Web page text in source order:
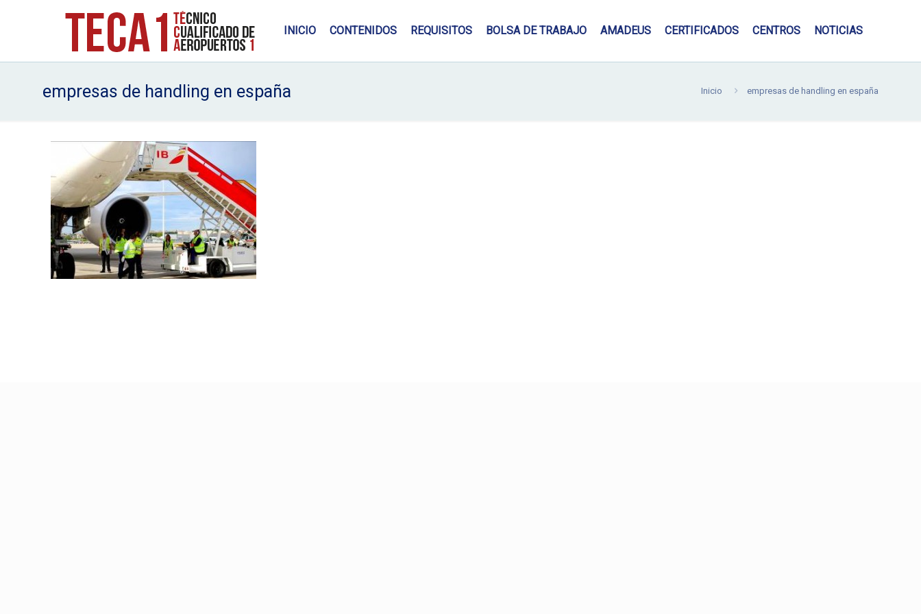
INICIO CONTENIDOS REQUISITOS BOLSA DE TRABAJO AMADEUS CERTIFICADOS CENTROS NOTICIAS
empresas de handling en españa Inicio empresas de handling en españa